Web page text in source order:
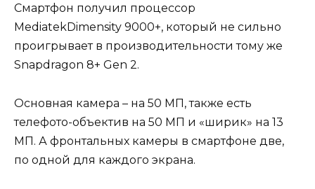
Смартфон получил процессор
MediatekDimensity 9000+, который не сильно
проигрывает в производительности тому же
Snapdragon 8+ Gen 2.
Основная камера – на 50 МП, также есть
телефото-объектив на 50 МП и «ширик» на 13
МП. А фронтальных камеры в смартфоне две,
по одной для каждого экрана.